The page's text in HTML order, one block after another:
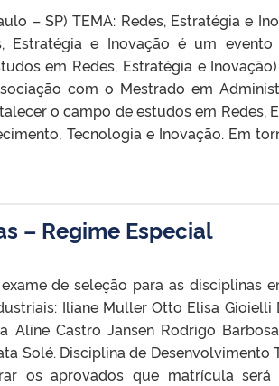
– SP) TEMA: Redes, Estratégia e
Estratégia e Inovação é um evento
em Redes, Estratégia e
com o Mestrado em
o campo de estudos em Redes,
Tecnologia e Inovação. Em
– Regime Especial
de seleção para as disciplinas
Iliane Muller Otto Elisa Gioielli
Aline Castro Jansen Rodrigo
Solé. Disciplina de Desenvolvimento
os aprovados que matrícula será